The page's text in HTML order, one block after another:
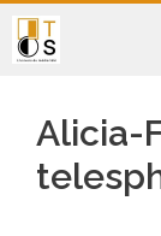
Aller
au
Alicia-